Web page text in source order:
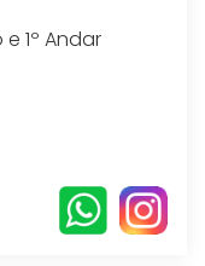
1º Andar